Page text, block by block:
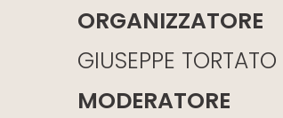
ORGANIZZATORE
GIUSEPPE
MODERATORE